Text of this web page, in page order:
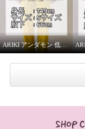
ARIKI アンダモン 低身長スタッフがはいてみました！